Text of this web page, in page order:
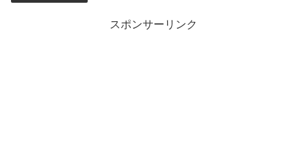
スポンサーリンク